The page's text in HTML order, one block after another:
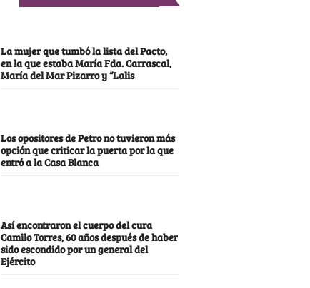
La mujer que tumbó la lista del Pacto,
en la que estaba María Fda. Carrascal,
María del Mar Pizarro y “Lalis
Los opositores de Petro no tuvieron más
opción que criticar la puerta por la que
entró a la Casa Blanca
Así encontraron el cuerpo del cura
Camilo Torres, 60 años después de haber
sido escondido por un general del
Ejército